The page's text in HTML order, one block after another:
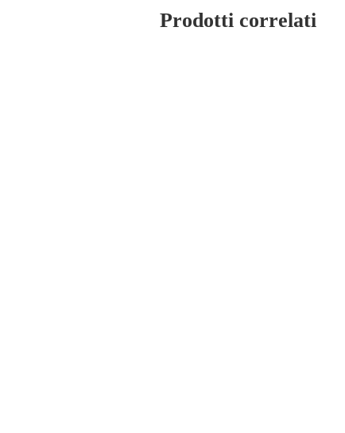
quantità
Prodotti correlati